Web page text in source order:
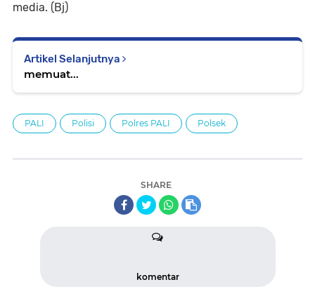
media. (Bj)
Artikel Selanjutnya
memuat...
PALI Polisi Polres PALI Polsek
SHARE
komentar